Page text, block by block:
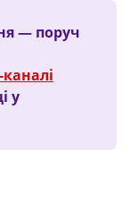
— поруч
у